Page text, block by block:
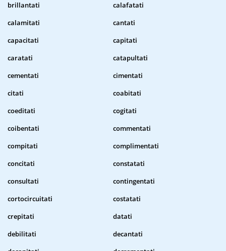
brillantati
calafatati
calamitati
cantati
capacitati
capitati
caratati
catapultati
cementati
cimentati
citati
coabitati
coeditati
cogitati
coibentati
commentati
compitati
complimentati
concitati
constatati
consultati
contingentati
cortocircuitati
costatati
crepitati
datati
debilitati
decantati